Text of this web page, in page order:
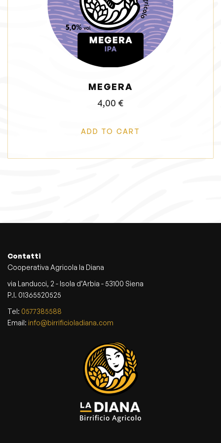
i
o
n
MEGERA
4,00 €
ADD TO CART
Contatti
Cooperativa Agricola la Diana
via Landucci, 2 - Isola d’Arbia - 53100 Siena
P.I. 01365520525
Tel: 0577385588
Email: info@birrificioladiana.com